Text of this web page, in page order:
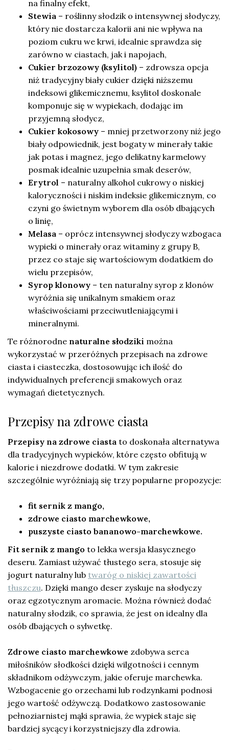
na finalny efekt,
Stewia – roślinny słodzik o intensywnej słodyczy,
który nie dostarcza kalorii ani nie wpływa na
poziom cukru we krwi, idealnie sprawdza się
zarówno w ciastach, jak i napojach,
Cukier brzozowy (ksylitol) – zdrowsza opcja
niż tradycyjny biały cukier dzięki niższemu
indeksowi glikemicznemu, ksylitol doskonale
komponuje się w wypiekach, dodając im
przyjemną słodycz,
Cukier kokosowy – mniej przetworzony niż jego
biały odpowiednik, jest bogaty w minerały takie
jak potas i magnez, jego delikatny karmelowy
posmak idealnie uzupełnia smak deserów,
Erytrol – naturalny alkohol cukrowy o niskiej
kaloryczności i niskim indeksie glikemicznym, co
czyni go świetnym wyborem dla osób dbających
o linię,
Melasa – oprócz intensywnej słodyczy wzbogaca
wypieki o minerały oraz witaminy z grupy B,
przez co staje się wartościowym dodatkiem do
wielu przepisów,
Syrop klonowy – ten naturalny syrop z klonów
wyróżnia się unikalnym smakiem oraz
właściwościami przeciwutleniającymi i
mineralnymi.
Te różnorodne naturalne słodziki można
wykorzystać w przeróżnych przepisach na zdrowe
ciasta i ciasteczka, dostosowując ich ilość do
indywidualnych preferencji smakowych oraz
wymagań dietetycznych.
Przepisy na zdrowe ciasta
Przepisy na zdrowe ciasta to doskonała alternatywa
dla tradycyjnych wypieków, które często obfitują w
kalorie i niezdrowe dodatki. W tym zakresie
szczególnie wyróżniają się trzy popularne propozycje:
fit sernik z mango,
zdrowe ciasto marchewkowe,
puszyste ciasto bananowo-marchewkowe.
Fit sernik z mango to lekka wersja klasycznego
deseru. Zamiast używać tłustego sera, stosuje się
jogurt naturalny lub twaróg o niskiej zawartości
tłuszczu. Dzięki mango deser zyskuje na słodyczy
oraz egzotycznym aromacie. Można również dodać
naturalny słodzik, co sprawia, że jest on idealny dla
osób dbających o sylwetkę.
Zdrowe ciasto marchewkowe zdobywa serca
miłośników słodkości dzięki wilgotności i cennym
składnikom odżywczym, jakie oferuje marchewka.
Wzbogacenie go orzechami lub rodzynkami podnosi
jego wartość odżywczą. Dodatkowo zastosowanie
pełnoziarnistej mąki sprawia, że wypiek staje się
bardziej sycący i korzystniejszy dla zdrowia.